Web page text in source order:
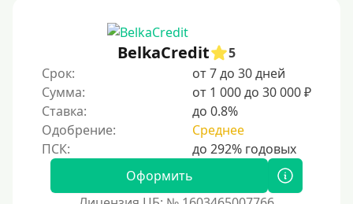
365 дней
2 года
3 года
4 года
Краткосрочные
BelkaCredit
5
Срок:
от 7 до 30 дней
Сумма:
от 1 000 до 30 000 ₽
Ставка:
до 0.8%
Одобрение:
Среднее
Оформить